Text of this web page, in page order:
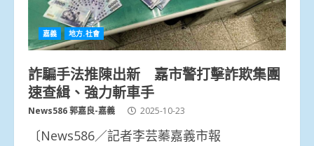
嘉義 地方.社會
詐騙手法推陳出新 嘉市警打擊詐欺集團
速查緝、強力斬車手
News586 郭嘉良-嘉義 2025-10-23
〔News586／記者李芸蓁嘉義市報